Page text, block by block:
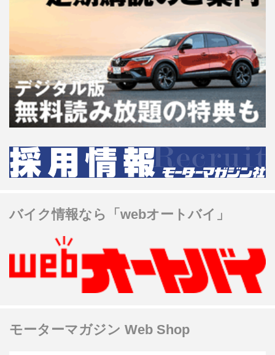
バイク情報なら「webオートバイ」
モーターマガジン Web Shop